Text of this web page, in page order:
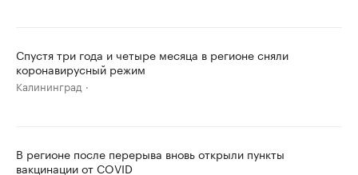
Спустя три года и четыре месяца в регионе сняли
коронавирусный режим
Калининград
В регионе после перерыва вновь открыли пункты
вакцинации от COVID